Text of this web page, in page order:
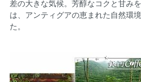
差の大きな気候。芳醇なコクと甘み
は、アンティグアの恵まれた自然環
た。